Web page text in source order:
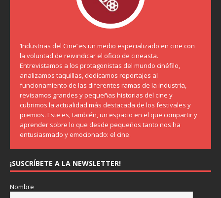
‘Industrias del Cine’ es un medio especializado en cine con
la voluntad de reivindicar el oficio de cineasta.
Entrevistamos a los protagonistas del mundo cinéfilo,
analizamos taquillas, dedicamos reportajes al
funcionamiento de las diferentes ramas de la industria,
revisamos grandes y pequeñas historias del cine y
cubrimos la actualidad más destacada de los festivales y
premios. Este es, también, un espacio en el que compartir y
aprender sobre lo que desde pequeños tanto nos ha
entusiasmado y emocionado: el cine.
¡SUSCRÍBETE A LA NEWSLETTER!
Nombre